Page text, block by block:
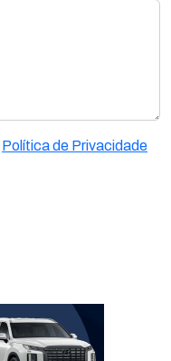
Política de Privacidade